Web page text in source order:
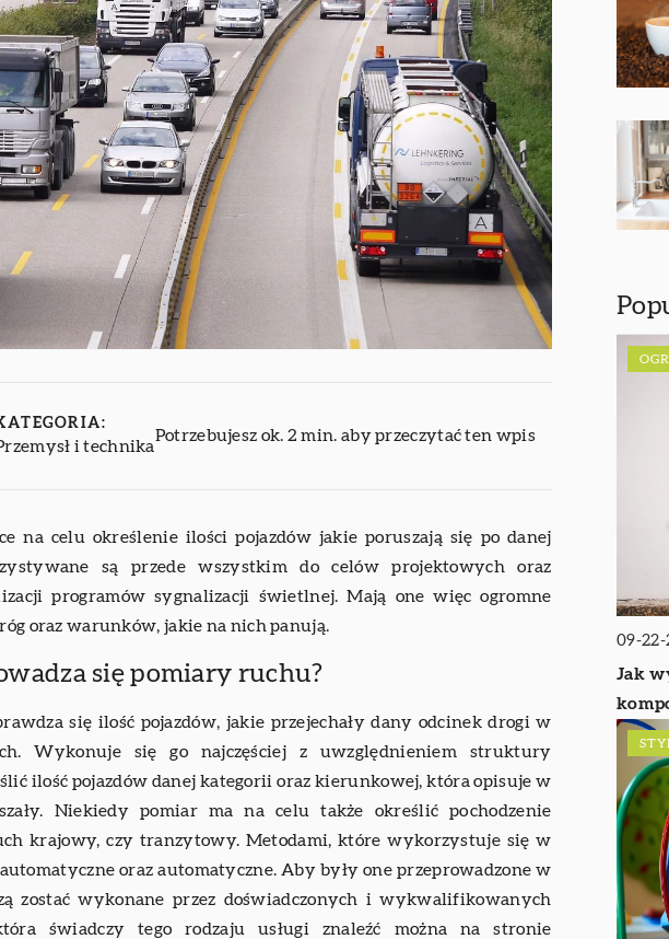
i technika
Potrzebujesz ok. 2 min. aby przeczytać ten wpis
na celu określenie ilości pojazdów jakie poruszają się po danej
są przede wszystkim do celów projektowych oraz
programów sygnalizacji świetlnej. Mają one więc ogromne
oraz warunków, jakie na nich panują.
się pomiary ruchu?
się ilość pojazdów, jakie przejechały dany odcinek drogi w
Wykonuje się go najczęściej z uwzględnieniem struktury
ilość pojazdów danej kategorii oraz kierunkowej, która opisuje w
Niekiedy pomiar ma na celu także określić pochodzenie
krajowy, czy tranzytowy. Metodami, które wykorzystuje się w
oraz automatyczne. Aby były one przeprowadzone w
zostać wykonane przez doświadczonych i wykwalifikowanych
świadczy tego rodzaju usługi znaleźć można na stronie
09-
Jak